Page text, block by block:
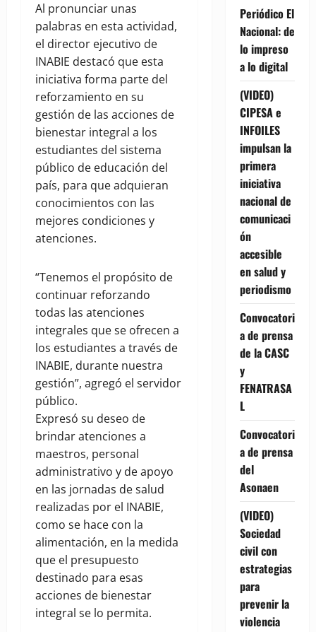
Al pronunciar unas
palabras en esta actividad,
el director ejecutivo de
INABIE destacó que esta
iniciativa forma parte del
reforzamiento en su
gestión de las acciones de
bienestar integral a los
estudiantes del sistema
público de educación del
país, para que adquieran
conocimientos con las
mejores condiciones y
atenciones.
“Tenemos el propósito de
continuar reforzando
todas las atenciones
integrales que se ofrecen a
los estudiantes a través de
INABIE, durante nuestra
gestión”, agregó el servidor
público.
Expresó su deseo de
brindar atenciones a
maestros, personal
administrativo y de apoyo
en las jornadas de salud
realizadas por el INABIE,
como se hace con la
alimentación, en la medida
que el presupuesto
destinado para esas
acciones de bienestar
integral se lo permita.
Periódico El
Nacional: de
lo impreso
a lo digital
(VIDEO)
CIPESA e
INFOILES
impulsan la
primera
iniciativa
nacional de
comunicaci
ón
accesible
en salud y
periodismo
Convocatori
a de prensa
de la CASC
y
FENATRASA
L
Convocatori
a de prensa
del
Asonaen
(VIDEO)
Sociedad
civil con
estrategias
para
prevenir la
violencia